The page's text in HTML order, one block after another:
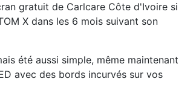
gratuit de Carlcare Côte d'Ivoire si
X dans les 6 mois suivant son
été aussi simple, même maintenant
avec des bords incurvés sur vos